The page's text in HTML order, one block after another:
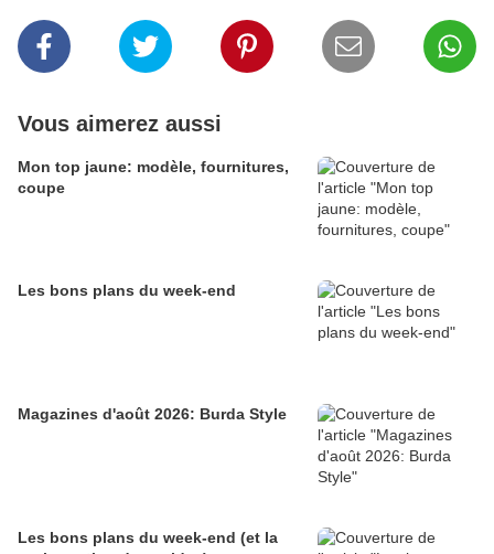
Vous aimerez aussi
Mon top jaune: modèle, fournitures,
coupe
Les bons plans du week-end
Magazines d'août 2026: Burda Style
Les bons plans du week-end (et la